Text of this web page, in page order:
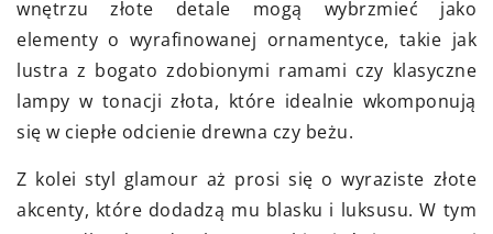
wnętrzu złote detale mogą wybrzmieć jako
elementy o wyrafinowanej ornamentyce, takie jak
lustra z bogato zdobionymi ramami czy klasyczne
lampy w tonacji złota, które idealnie wkomponują
się w ciepłe odcienie drewna czy beżu.
Z kolei styl glamour aż prosi się o wyraziste złote
akcenty, które dodadzą mu blasku i luksusu. W tym